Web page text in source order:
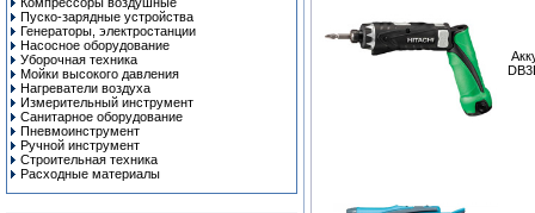
Пуско-зарядные устройства
Генераторы, электростанции
Насосное оборудование
Уборочная техника
Мойки высокого давления
Нагреватели воздуха
Измерительный инструмент
Санитарное оборудование
Пневмоинструмент
Ручной инcтрумент
Строительная техника
Расходные материалы